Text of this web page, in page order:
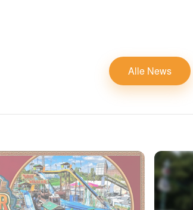
Alle News